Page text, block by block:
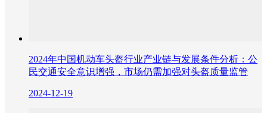
2024年中国机动车头盔行业产业链与发展条件分析：公
民交通安全意识增强，市场仍需加强对头盔质量监管
2024-12-19